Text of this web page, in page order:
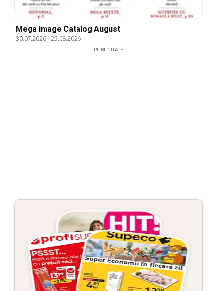
Mega Image Catalog August
30.07.2026-25.08.2026
PUBLICITATE